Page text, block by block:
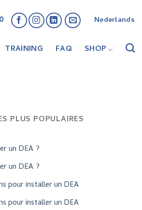
Nederlands
TRAINING FAQ SHOP
PLUS POPULAIRES
un DEA ?
un DEA ?
pour installer un DEA
pour installer un DEA